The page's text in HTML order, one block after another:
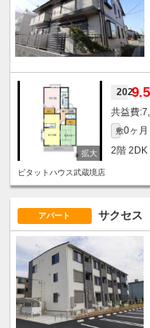
202
敷0ヶ月
2階 2DK
ピタットハウス武蔵境店
アパート サクセ